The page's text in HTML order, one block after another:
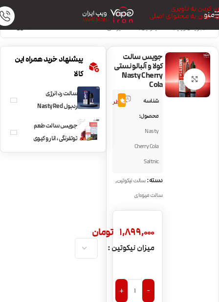
رد کردن به ناوبری
رد کردن به محتوای اصلی
منو ویپ ایران
VAPE IRAN
خانه/جویس ویپ/سالت نیکوتین/سالت میوه‌ای
بزرگنمایی تصویر
جویس سالت
کولا و آلبالو نستی
Nasty Cherry
Cola
شناسه
محصول:
Nasty
Cherry Cola
Saltnic
1
نظر5.0
دسته:سالت نیکوتین,
سالت میوه‌ای
1,899,000 تومان
میزان نیکوتین
-
+
پیشنهاد خرید همراه این
کالا
سالت رد انرژی
ردبول Nasty Red
جویس سالت طعم
توتفرنگی، انار و کیوی
و یخ NKD100